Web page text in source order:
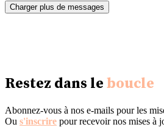
Charger plus de messages
Restez dans le boucle
Abonnez-vous à nos e-mails pour les
Ou s'inscrire pour recevoir nos mises à